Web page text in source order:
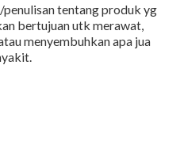
penulisan tentang produk yg
bertujuan utk merawat,
menyembuhkan apa jua